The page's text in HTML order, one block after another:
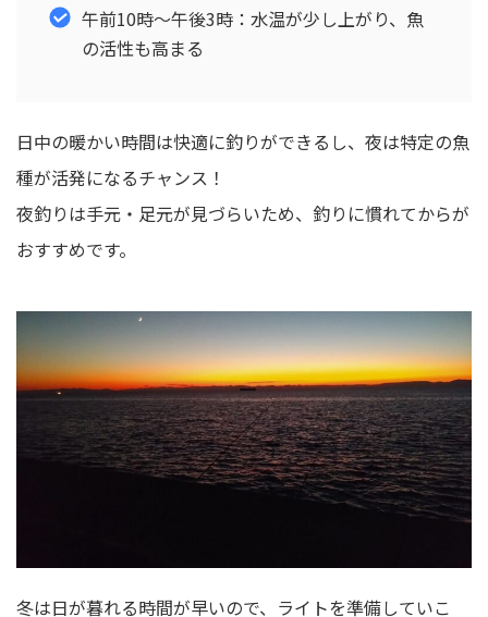
午前10時〜午後3時：水温が少し上がり、魚
の活性も高まる
日中の暖かい時間は快適に釣りができるし、夜は特定の魚
種が活発になるチャンス！
夜釣りは手元・足元が見づらいため、釣りに慣れてからが
おすすめです。
冬は日が暮れる時間が早いので、ライトを準備していこ